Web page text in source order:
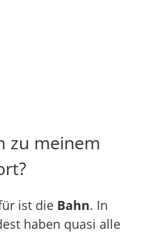
zu meinem
ist die Bahn. In
haben quasi alle